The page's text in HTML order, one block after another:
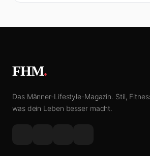
FHM.
Das Männer-Lifestyle-Magazin. Stil,
was dein Leben besser macht.